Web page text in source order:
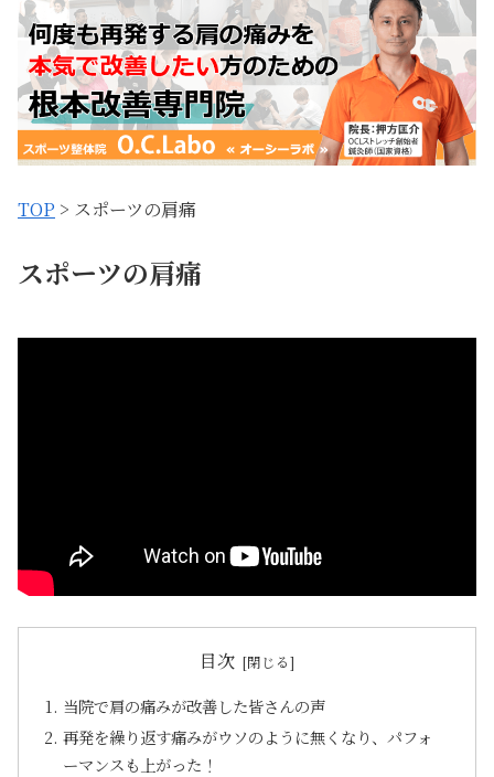
TOP > スポーツの肩痛
スポーツの肩痛
目次
当院で肩の痛みが改善した皆さんの声
再発を繰り返す痛みがウソのように無くなり、パフォ
ーマンスも上がった！